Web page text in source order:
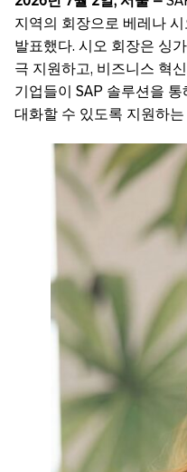
지역의 회장으로 베레나 시
발표했다. 시오 회장은 싱
극 지원하고, 비즈니스 혁
기업들이
SAP 솔루션을 통
대화할 수 있도록 지원하는